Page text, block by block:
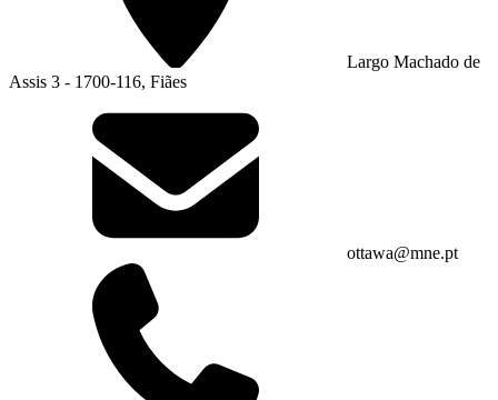
Largo Machado de
Assis 3 - 1700-116, Fiães
ottawa@mne.pt